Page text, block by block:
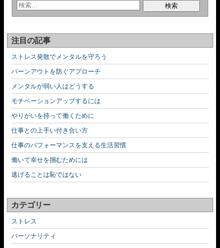
注目の記事
ストレス発散でメンタルを守ろう
バーンアウトを防ぐアプローチ
メンタルが弱い人はどうする
モチベーションアップするには
やりがいを持って働くために
仕事との上手い付き合い方
仕事のパフォーマンスを支える生活習慣
働いて幸せを掴むためには
逃げることは恥ではない
カテゴリー
ストレス
パーソナリティ